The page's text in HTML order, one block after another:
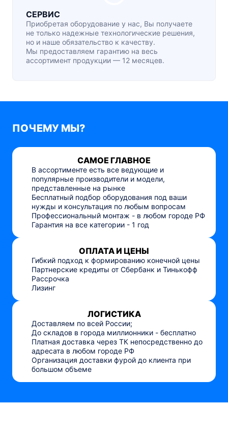
СЕРВИС
Приобретая оборудование у нас, Вы получаете
не только надежные технологические решения,
но и наше обязательство к качеству.
Мы предоставляем гарантию на весь
ассортимент продукции — 12 месяцев.
ПОЧЕМУ МЫ?
САМОЕ ГЛАВНОЕ
В ассортименте есть все ведующие и
популярные производители и модели,
представленные на рынке
Бесплатный подбор оборудования под ваши
нужды и консультация по любым вопросам
Профессиональный монтаж - в любом городе РФ
Гарантия на все категории - 1 год
ОПЛАТА И ЦЕНЫ
Гибкий подход к формированию конечной цены
Партнерские кредиты от Сбербанк и Тинькофф
Рассрочка
Лизинг
ЛОГИСТИКА
Доставляем по всей России;
До складов в города миллионники - бесплатно
Платная доставка через ТК непосредственно до
адресата в любом городе РФ
Организация доставки фурой до клиента при
большом объеме